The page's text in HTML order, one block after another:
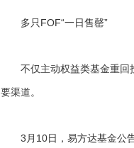
多只FOF“一日售罄”
不仅主动权益类基金重回投
要渠道。
3月10日，易方达基金公告